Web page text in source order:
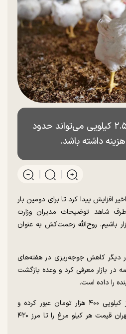
خرید مرغ بزرگ و ۲.۵ کیلویی می‌تواند حدود
داشته باشد.
افزایش پیدا کرد تا برای دومین بار
به این طرف شاهد توضیحات مدیران وزارت
باشیم. روح‌الله زحمت‌کش به عنوان
دیگر کاهش جوجه‌ریزی در هفته‌های
در بازار معرفی کرد و وعده بازگشت
را داده است.
قیمت مرغ کامل در بازار از کیلویی ۴۰۰ هزار تومان عبور کرده و
یکسری از خرده‌فروشی‌های تهران قیمت هر کیلو مرغ را تا مرز ۴۲۰